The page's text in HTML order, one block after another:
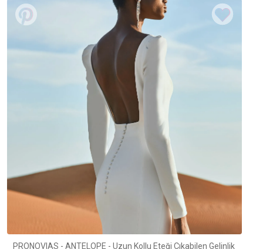
PRONOVIAS - ANTELOPE - Uzun Kollu Eteği Çıkabilen Gelinlik